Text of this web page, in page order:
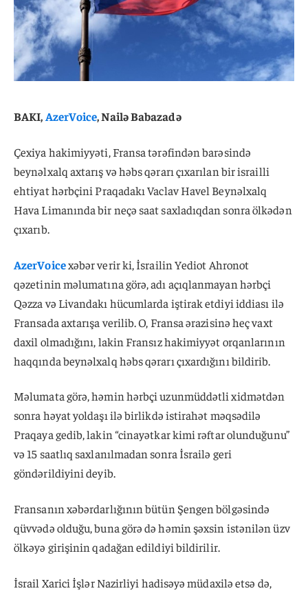
BAKI,AzerVoice, Nailə Babazadə
Çexiya hakimiyyəti, Fransa tərəfindən barəsində
beynəlxalq axtarış və həbs qərarı çıxarılan bir israilli
ehtiyat hərbçini Praqadakı Vaclav Havel Beynəlxalq
Hava Limanında bir neçə saat saxladıqdan sonra ölkədən
çıxarıb.
AzerVoicexəbər verir ki, İsrailin Yediot Ahronot
qəzetinin məlumatına görə, adı açıqlanmayan hərbçi
Qəzza və Livandakı hücumlarda iştirak etdiyi iddiası ilə
Fransada axtarışa verilib. O, Fransa ərazisinə heç vaxt
daxil olmadığını, lakin Fransız hakimiyyət orqanlarının
haqqında beynəlxalq həbs qərarı çıxardığını bildirib.
Məlumata görə, həmin hərbçi uzunmüddətli xidmətdən
sonra həyat yoldaşı ilə birlikdə istirahət məqsədilə
Praqaya gedib, lakin “cinayətkar kimi rəftar olunduğunu”
və 15 saatlıq saxlanılmadan sonra İsrailə geri
göndərildiyini deyib.
Fransanın xəbərdarlığının bütün Şengen bölgəsində
qüvvədə olduğu, buna görə də həmin şəxsin istənilən üzv
ölkəyə girişinin qadağan edildiyi bildirilir.
İsrail Xarici İşlər Nazirliyi hadisəyə müdaxilə etsə də,